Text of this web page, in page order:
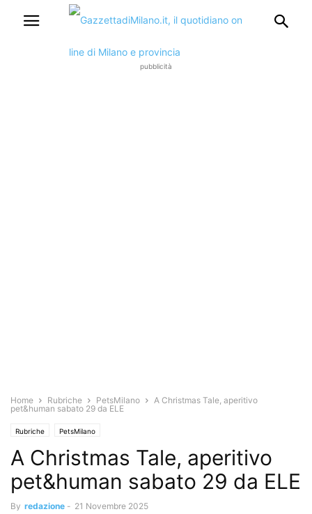
pubblicità
Home Rubriche PetsMilano
A Christmas Tale, aperitivo
pet&human sabato 29 da ELE
Rubriche PetsMilano
A Christmas Tale, aperitivo
pet&human sabato 29 da ELE
By redazione - 21 Novembre 2025